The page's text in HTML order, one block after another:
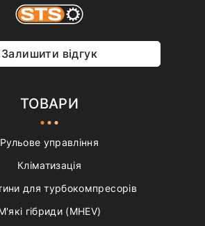
Залишити відгук
ТОВАРИ
Рульове управління
Кліматизація
для турбокомпресорів
гібриди (MHEV)